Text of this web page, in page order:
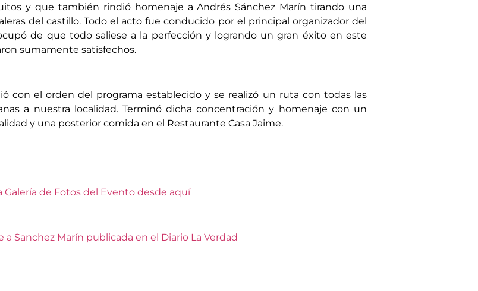
y que también rindió homenaje a Andrés Sánchez Marín tirando una
del castillo. Todo el acto fue conducido por el principal organizador del
de que todo saliese a la perfección y logrando un gran éxito en este
sumamente satisfechos.
con el orden del programa establecido y se realizó un ruta con todas las
a nuestra localidad. Terminó dicha concentración y homenaje con un
y una posterior comida en el Restaurante Casa Jaime.
Galería de Fotos del Evento desde aquí
a Sanchez Marín publicada en el Diario La Verdad